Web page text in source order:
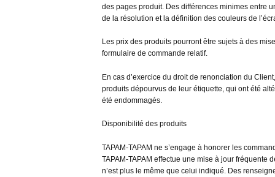
des pages produit. Des différences minimes entre
de la résolution et la définition des couleurs de
Les prix des produits pourront être sujets à des
formulaire de commande relatif.
En cas d’exercice du droit de renonciation du
produits dépourvus de leur étiquette, qui ont été
été endommagés.
Disponibilité des produits
TAPAM-TAPAM ne s’engage à honorer les
TAPAM-TAPAM effectue une mise à jour
n’est plus le même que celui indiqué. Des